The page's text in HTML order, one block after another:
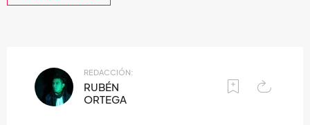
REDACCIÓN:
RUBÉN
ORTEGA